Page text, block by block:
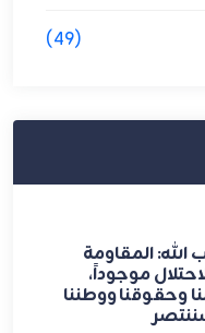
(49)
الله: المقاومة
موجوداً،
وحقوقنا ووطننا